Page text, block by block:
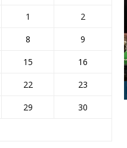
1
2
8
9
15
16
22
23
29
30